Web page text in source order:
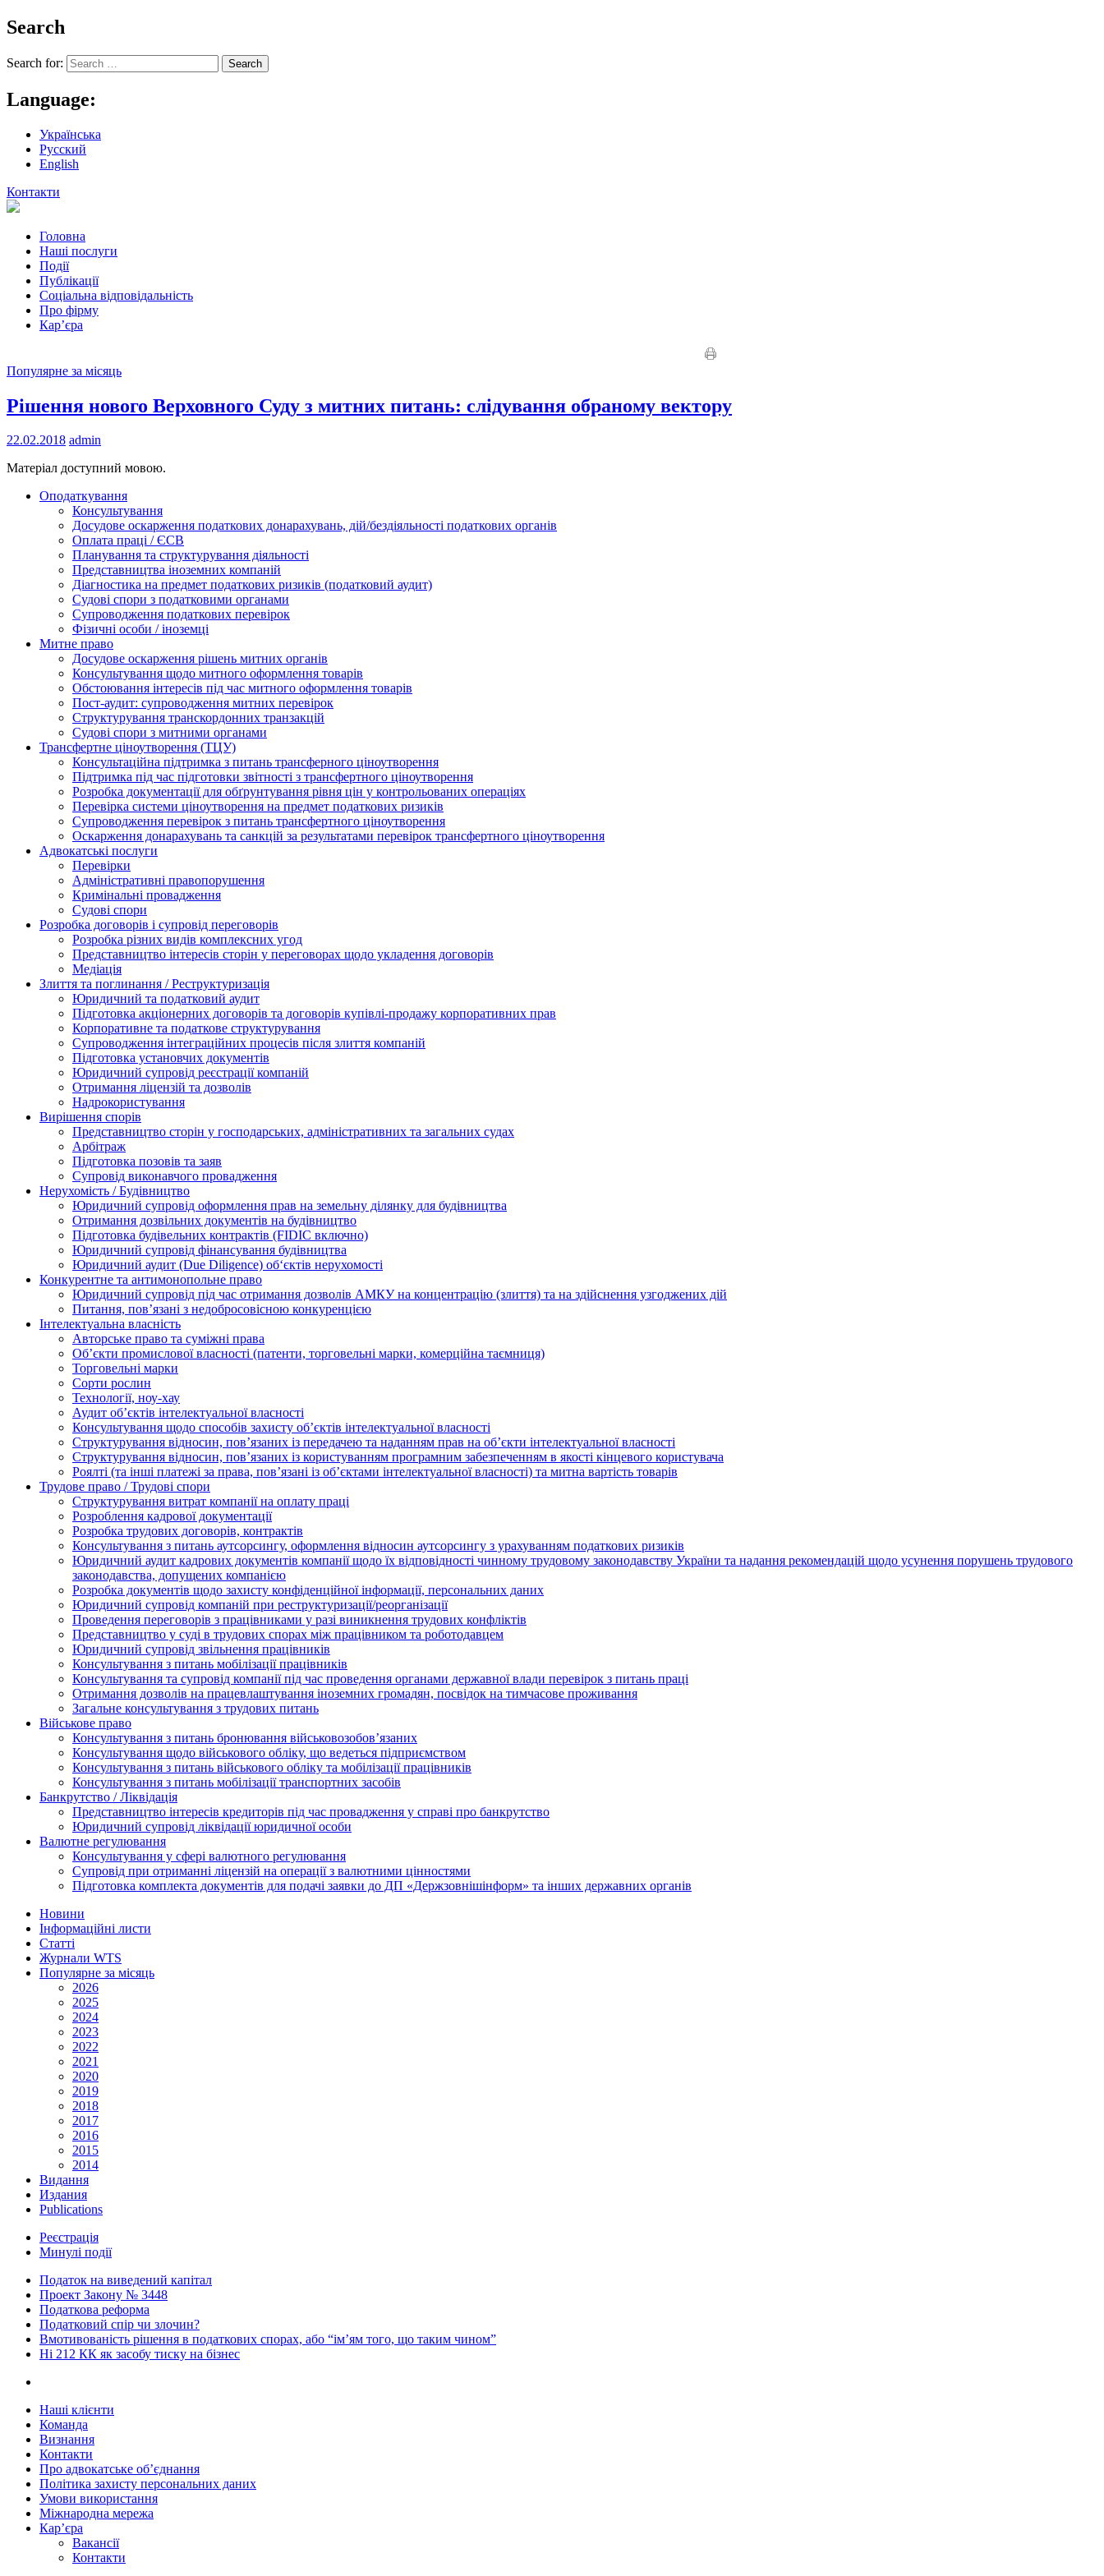
Search
Search for:
Language:
Українська
Русский
English
Контакти
Головна
Наші послуги
Події
Публікації
Соціальна відповідальність
Про фiрму
Кар’єра
Популярне за місяць
Рішення нового Верховного Суду з митних питань: слідування обраному вектору
22.02.2018 admin
Матеріал доступний мовою.
Оподаткування
Консультування
Досудове оскарження податкових донарахувань, дій/бездіяльності податкових органів
Оплата праці / ЄСВ
Планування та структурування діяльності
Представництва іноземних компаній
Діагностика на предмет податкових ризиків (податковий аудит)
Судові спори з податковими органами
Супроводження податкових перевірок
Фізичні особи / іноземці
Митне право
Досудове оскарження рішень митних органів
Консультування щодо митного оформлення товарів
Обстоювання інтересів під час митного оформлення товарів
Пост-аудит: супроводження митних перевірок
Структурування транскордонних транзакцій
Судові спори з митними органами
Трансфертне ціноутворення (ТЦУ)
Консультаційна підтримка з питань трансферного ціноутворення
Підтримка під час підготовки звітності з трансфертного ціноутворення
Розробка документації для обґрунтування рівня цін у контрольованих операціях
Перевірка системи ціноутворення на предмет податкових ризиків
Супроводження перевірок з питань трансфертного ціноутворення
Оскарження донарахувань та санкцій за результатами перевірок трансфертного ціноутворення
Адвокатські послуги
Перевірки
Адміністративні правопорушення
Кримінальні провадження
Судові спори
Розробка договорів і супровід переговорів
Розробка різних видів комплексних угод
Представництво інтересів сторін у переговорах щодо укладення договорів
Медіація
Злиття та поглинання / Реструктуризація
Юридичний та податковий аудит
Підготовка акціонерних договорів та договорів купівлі-продажу корпоративних прав
Корпоративне та податкове структурування
Супроводження інтеграційних процесів після злиття компаній
Підготовка установчих документів
Юридичний супровід реєстрації компаній
Отримання ліцензій та дозволів
Надрокористування
Вирішення спорів
Представництво сторін у господарських, адміністративних та загальних судах
Арбітраж
Підготовка позовів та заяв
Супровід виконавчого провадження
Нерухомість / Будівництво
Юридичний супровід оформлення прав на земельну ділянку для будівництва
Отримання дозвільних документів на будівництво
Підготовка будівельних контрактів (FIDIC включно)
Юридичний супровід фінансування будівництва
Юридичний аудит (Due Diligence) об‘єктів нерухомості
Конкурентне та антимонопольне право
Юридичний супровід під час отримання дозволів АМКУ на концентрацію (злиття) та на здійснення узгоджених дій
Питання, пов’язані з недобросовісною конкуренцією
Інтелектуальна власність
Авторське право та суміжні права
Oб’єкти промислової власності (патенти, торговельні марки, комерційна таємниця)
Торговельні марки
Сорти рослин
Технології, ноу-хау
Аудит об’єктів інтелектуальної власності
Консультування щодо способів захисту об’єктів інтелектуальної власності
Структурування відносин, пов’язаних із передачею та наданням прав на об’єкти інтелектуальної власності
Структурування відносин, пов’язаних із користуванням програмним забезпеченням в якості кінцевого користувача
Роялті (та інші платежі за права, пов’язані із об’єктами інтелектуальної власності) та митна вартість товарів
Трудове право / Трудові спори
Cтруктурування витрат компанії на оплату праці
Розроблення кадрової документації
Розробка трудових договорів, контрактів
Консультування з питань аутсорсингу, оформлення відносин аутсорсингу з урахуванням податкових ризиків
Юридичний аудит кадрових документів компанії щодо їх відповідності чинному трудовому законодавству України та надання рекомендацій щодо усунення порушень трудового
законодавства, допущених компанією
Розробка документів щодо захисту конфіденційної інформації, персональних даних
Юридичний супровід компаній при реструктуризації/реорганізації
Проведення переговорів з працівниками у разі виникнення трудових конфліктів
Представництво у суді в трудових спорах між працівником та роботодавцем
Юридичний супровід звільнення працівників
Консультування з питань мобілізації працівників
Консультування та супровід компанії під час проведення органами державної влади перевірок з питань праці
Отримання дозволів на працевлаштування іноземних громадян, посвідок на тимчасове проживання
Загальне консультування з трудових питань
Військове право
Консультування з питань бронювання військовозобов’язаних
Консультування щодо військового обліку, що ведеться підприємством
Консультування з питань військового обліку та мобілізації працівників
Консультування з питань мобілізації транспортних засобів
Банкрутство / Ліквідація
Представництво інтересів кредиторів під час провадження у справі про банкрутство
Юридичний супровід ліквідації юридичної особи
Валютне регулювання
Консультування у сфері валютного регулювання
Супровід при отриманні ліцензій на операції з валютними цінностями
Підготовка комплекта документів для подачі заявки до ДП «Держзовнішінформ» та інших державних органів
Новини
Інформаційні листи
Статті
Журнали WTS
Популярне за місяць
2026
2025
2024
2023
2022
2021
2020
2019
2018
2017
2016
2015
2014
Видання
Издания
Publications
Реєстрація
Минулі події
Податок на виведений капітал
Проект Закону № 3448
Податкова реформа
Податковий спір чи злочин?
Вмотивованість рішення в податкових спорах, або “ім’ям того, що таким чином”
Ні 212 КК як засобу тиску на бізнес
Наші клієнти
Команда
Визнання
Контакти
Про адвокатське об’єднання
Політика захисту персональних даних
Умови використання
Міжнародна мережа
Кар’єра
Вакансії
Контакти